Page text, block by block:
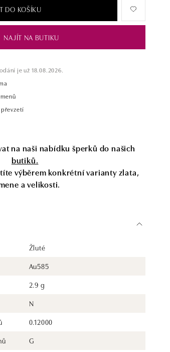
DO KOŠÍKU
NAJÍT NA BUTIKU
je už 18.08.2026.
převzetí
na naši nabídku šperků do našich
butiků.
výběrem konkrétní varianty zlata,
a velikosti.
Žluté
Au585
2.9 g
N
0.12000
G